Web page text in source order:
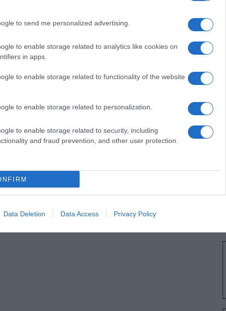
to send me personalized advertising.
to enable storage related to analytics like cookies on
in apps.
to enable storage related to functionality of the website
to enable storage related to personalization.
to enable storage related to security, including
and fraud prevention, and other user protection.
Data Deletion Data Access Privacy Policy